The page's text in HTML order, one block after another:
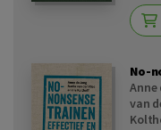
No-
Anne
van